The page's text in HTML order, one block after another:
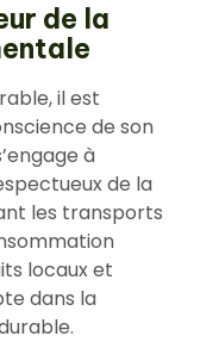
de la
il est
de son
à
de la
les transports
locaux et
dans la